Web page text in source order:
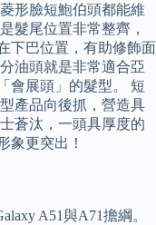
形臉短鮑伯頭都能維
髮尾位置非常整齊，
下巴位置，有助修飾面
油頭就是非常適合亞
會展頭」的髮型。 短
產品向後抓，營造具
蒼汰，一頭具厚度的
象更突出！
A51與A71擔綱。